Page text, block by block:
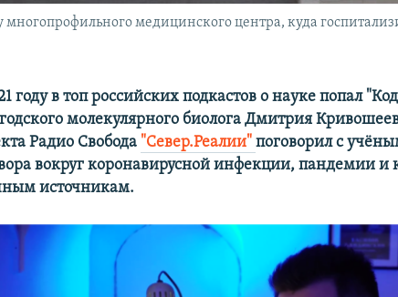
медицинского центра, куда
году втоп российских подкастов о науке попал
молекулярного биолога Дмитрия
Радио Свобода "Север.Реалии"поговорил с учён
вокруг коронавирусной инфекции, пандемии и
источникам.